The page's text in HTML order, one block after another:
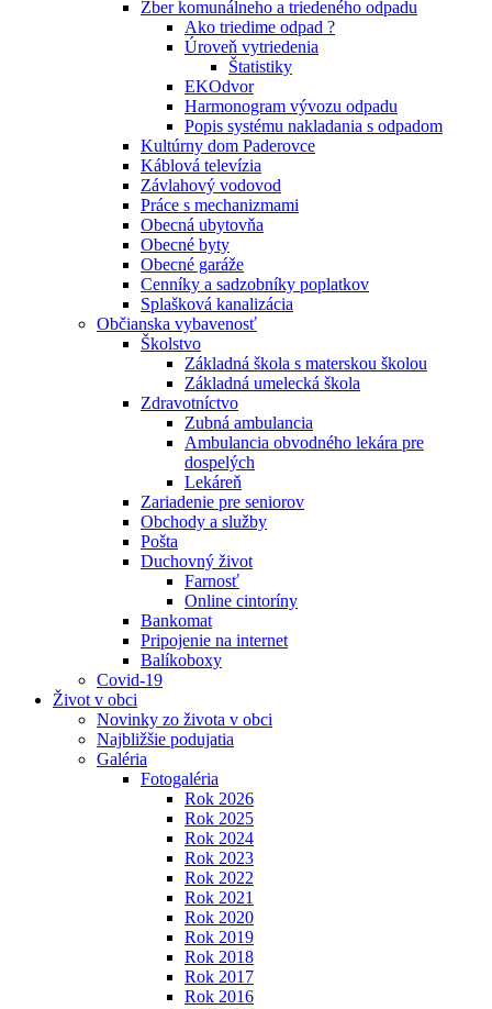
Zber komunálneho a triedeného odpadu
Ako triedime odpad ?
Úroveň vytriedenia
Štatistiky
EKOdvor
Harmonogram vývozu odpadu
Popis systému nakladania s odpadom
Kultúrny dom Paderovce
Káblová televízia
Závlahový vodovod
Práce s mechanizmami
Obecná ubytovňa
Obecné byty
Obecné garáže
Cenníky a sadzobníky poplatkov
Splašková kanalizácia
Občianska vybavenosť
Školstvo
Základná škola s materskou školou
Základná umelecká škola
Zdravotníctvo
Zubná ambulancia
Ambulancia obvodného lekára pre
dospelých
Lekáreň
Zariadenie pre seniorov
Obchody a služby
Pošta
Duchovný život
Farnosť
Online cintoríny
Bankomat
Pripojenie na internet
Balíkoboxy
Covid-19
Život v obci
Novinky zo života v obci
Najbližšie podujatia
Galéria
Fotogaléria
Rok 2026
Rok 2025
Rok 2024
Rok 2023
Rok 2022
Rok 2021
Rok 2020
Rok 2019
Rok 2018
Rok 2017
Rok 2016